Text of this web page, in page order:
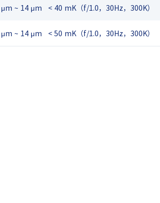
~ 14 μm < 40 mK（f/1.0，30Hz，300K）
~ 14 μm < 50 mK（f/1.0，30Hz，300K）